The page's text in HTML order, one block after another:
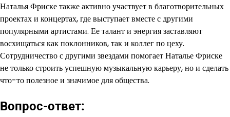
Наталья Фриске также активно участвует в благотворительных
проектах и концертах, где выступает вместе с другими
популярными артистами. Ее талант и энергия заставляют
восхищаться как поклонников, так и коллег по цеху.
Сотрудничество с другими звездами помогает Наталье Фриске
не только строить успешную музыкальную карьеру, но и сделать
что-то полезное и значимое для общества.
Вопрос-ответ: